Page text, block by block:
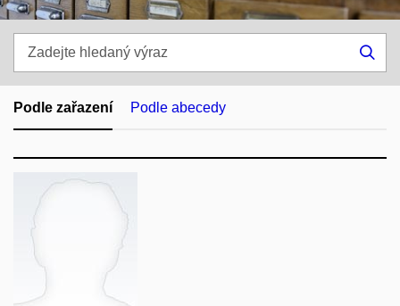
hledaný
výraz
Podle zařazení Podle abecedy